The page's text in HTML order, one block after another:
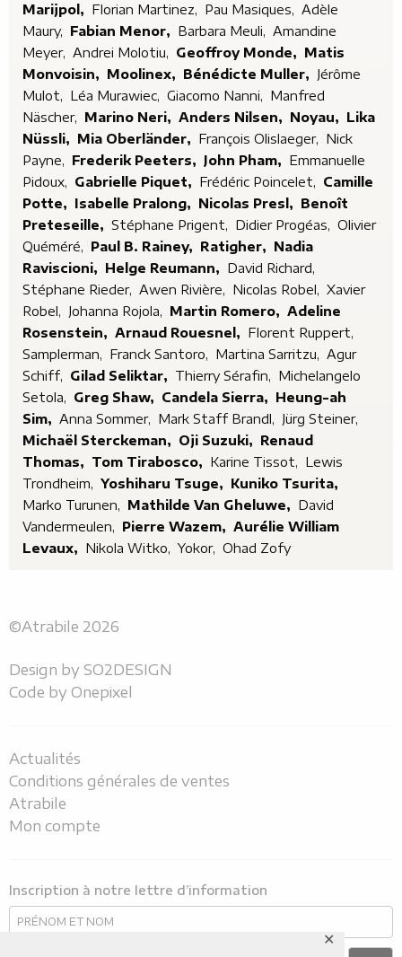
✕
Marijpol, Florian Martinez, Pau Masiques, Adèle
Maury, Fabian Menor, Barbara Meuli, Amandine
Meyer, Andrei Molotiu, Geoffroy Monde, Matis
Monvoisin, Moolinex, Bénédicte Muller, Jérôme
Mulot,
Léa Murawiec, Giacomo Nanni, Manfred
Näscher, Marino Neri, Anders Nilsen, Noyau, Lika
Nüssli, Mia Oberländer, François Olislaeger, Nick
Payne, Frederik Peeters, John Pham, Emmanuelle
Pidoux, Gabrielle Piquet, Frédéric Poincelet, Camille
Potte, Isabelle Pralong, Nicolas Presl, Benoît
Preteseille, Stéphane Prigent, Didier Progéas, Olivier
Quéméré,
Paul B. Rainey, Ratigher, Nadia
Raviscioni, Helge Reumann, David Richard,
Stéphane Rieder,
Awen Rivière, Nicolas Robel, Xavier
Robel, Johanna Rojola, Martin Romero, Adeline
Rosenstein, Arnaud Rouesnel, Florent Ruppert,
Samplerman, Franck Santoro, Martina Sarritzu, Agur
Schiff, Gilad Seliktar, Thierry Sérafin, Michelangelo
Setola, Greg Shaw, Candela Sierra, Heung-ah
Sim, Anna Sommer, Mark Staff Brandl, Jürg Steiner,
Michaël Sterckeman,
Oji Suzuki, Renaud
Thomas, Tom Tirabosco, Karine Tissot, Lewis
Trondheim, Yoshiharu Tsuge, Kuniko Tsurita,
Marko Turunen, Mathilde Van Gheluwe, David
Vandermeulen, Pierre Wazem, Aurélie William
Levaux, Nikola Witko, Yokor, Ohad Zofy
©Atrabile 2026
Design by SO2DESIGN
Code by Onepixel
Actualités
Conditions générales de ventes
Atrabile
Mon compte
Inscription à notre lettre d’information